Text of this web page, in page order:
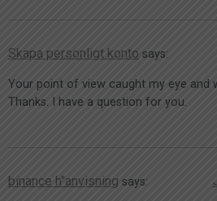
Skapa personligt konto says:
Your point of view caught my eye and
Thanks. I have a question for you.
binance h"anvisning says: